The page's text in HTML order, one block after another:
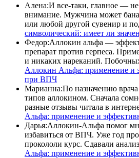
Алена:И все-таки, главное — не
внимание. Мужчина может
или любой другой сувенир и
символический: имеет ли
Федор:Аллокин альфа —
препарат против герпеса.
и никаких нареканий.
Аллокин Альфа: применение и
при ВПЧ
Марианна:По назначению
типов аллокином. Сначала
разные отзывы читала в
Альфа: применение и
Дарья:Аллокин-Альфа помог
избавиться от ВПЧ. Уже год
прокололи курс. Сдавали
Альфа: применение и